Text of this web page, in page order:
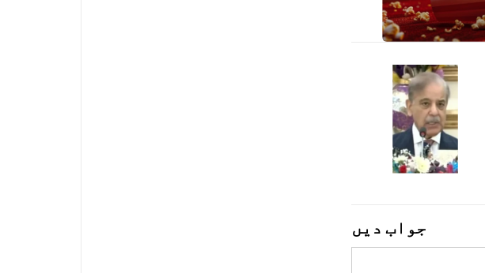
جواب دیں